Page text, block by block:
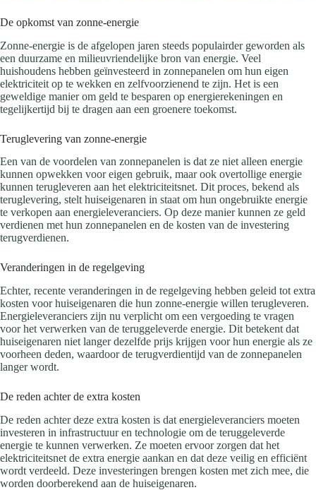
De opkomst van zonne-energie
Zonne-energie is de afgelopen jaren steeds populairder geworden als
een duurzame en milieuvriendelijke bron van energie. Veel
huishoudens hebben geïnvesteerd in zonnepanelen om hun eigen
elektriciteit op te wekken en zelfvoorzienend te zijn. Het is een
geweldige manier om geld te besparen op energierekeningen en
tegelijkertijd bij te dragen aan een groenere toekomst.
Teruglevering van zonne-energie
Een van de voordelen van zonnepanelen is dat ze niet alleen energie
kunnen opwekken voor eigen gebruik, maar ook overtollige energie
kunnen terugleveren aan het elektriciteitsnet. Dit proces, bekend als
teruglevering, stelt huiseigenaren in staat om hun ongebruikte energie
te verkopen aan energieleveranciers. Op deze manier kunnen ze geld
verdienen met hun zonnepanelen en de kosten van de investering
terugverdienen.
Veranderingen in de regelgeving
Echter, recente veranderingen in de regelgeving hebben geleid tot extra
kosten voor huiseigenaren die hun zonne-energie willen terugleveren.
Energieleveranciers zijn nu verplicht om een vergoeding te vragen
voor het verwerken van de teruggeleverde energie. Dit betekent dat
huiseigenaren niet langer dezelfde prijs krijgen voor hun energie als ze
voorheen deden, waardoor de terugverdientijd van de zonnepanelen
langer wordt.
De reden achter de extra kosten
De reden achter deze extra kosten is dat energieleveranciers moeten
investeren in infrastructuur en technologie om de teruggeleverde
energie te kunnen verwerken. Ze moeten ervoor zorgen dat het
elektriciteitsnet de extra energie aankan en dat deze veilig en efficiënt
wordt verdeeld. Deze investeringen brengen kosten met zich mee, die
worden doorberekend aan de huiseigenaren.